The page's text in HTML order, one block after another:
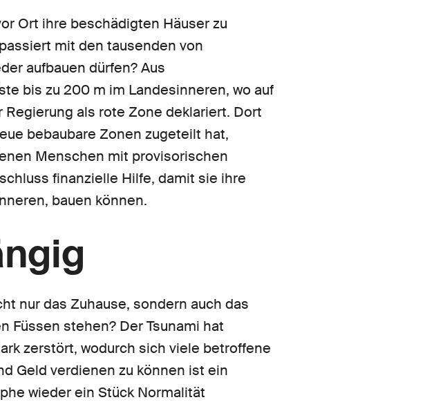
Ort ihre beschädigten Häuser zu
mit den tausenden von
aufbauen dürfen? Aus
bis zu 200 m im Landesinneren, wo auf
als rote Zone deklariert. Dort
bebaubare Zonen zugeteilt hat,
Menschen mit provisorischen
finanzielle Hilfe, damit sie ihre
bauen können.
nur das Zuhause, sondern auch das
Füssen stehen? Der Tsunami hat
zerstört, wodurch sich viele betroffene
Geld verdienen zu können ist ein
wieder ein Stück Normalität